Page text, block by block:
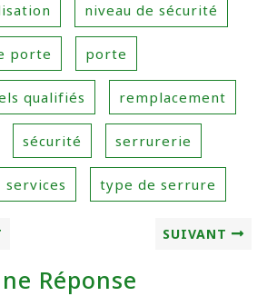
niveau de sécurité
porte porte
qualifiés remplacement
sécurité serrurerie
services type de serrure
SUIVANT
Réponse